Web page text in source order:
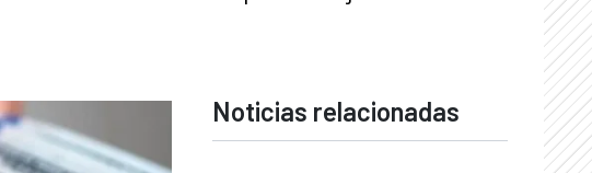
Noticias relacionadas